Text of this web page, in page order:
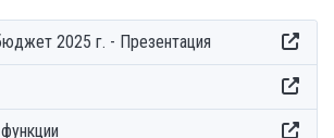
2025 г. - Презентация